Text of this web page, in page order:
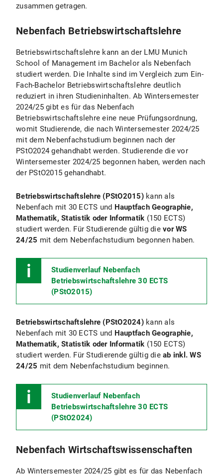
zusammen getragen.
Nebenfach Betriebswirtschaftslehre
Betriebswirtschaftslehre kann an der LMU Munich
School of Management im Bachelor als Nebenfach
studiert werden. Die Inhalte sind im Vergleich zum Ein-
Fach-Bachelor Betriebswirtschaftslehre deutlich
reduziert in ihren Studieninhalten. Ab Wintersemester
2024/25 gibt es für das Nebenfach
Betriebswirtschaftslehre eine neue Prüfungsordnung,
womit Studierende, die nach Wintersemester 2024/25
mit dem Nebenfachstudium beginnen nach der
PStO2024 gehandhabt werden. Studierende die vor
Wintersemester 2024/25 begonnen haben, werden nach
der PStO2015 gehandhabt.
Betriebswirtschaftslehre (PStO2015) kann als
Nebenfach mit 30 ECTS und Hauptfach Geographie,
Mathematik, Statistik oder Informatik (150 ECTS)
studiert werden. Für Studierende gültig die vor WS
24/25 mit dem Nebenfachstudium begonnen haben.
Studienverlauf Nebenfach
Betriebswirtschaftslehre 30 ECTS
(PStO2015)
Betriebswirtschaftslehre (PStO2024) kann als
Nebenfach mit 30 ECTS und Hauptfach Geographie,
Mathematik, Statistik oder Informatik (150 ECTS)
studiert werden. Für Studierende gültig die ab inkl. WS
24/25 mit dem Nebenfachstudium beginnen.
Studienverlauf Nebenfach
Betriebswirtschaftslehre 30 ECTS
(PStO2024)
Nebenfach Wirtschaftswissenschaften
Ab Wintersemester 2024/25 gibt es für das Nebenfach